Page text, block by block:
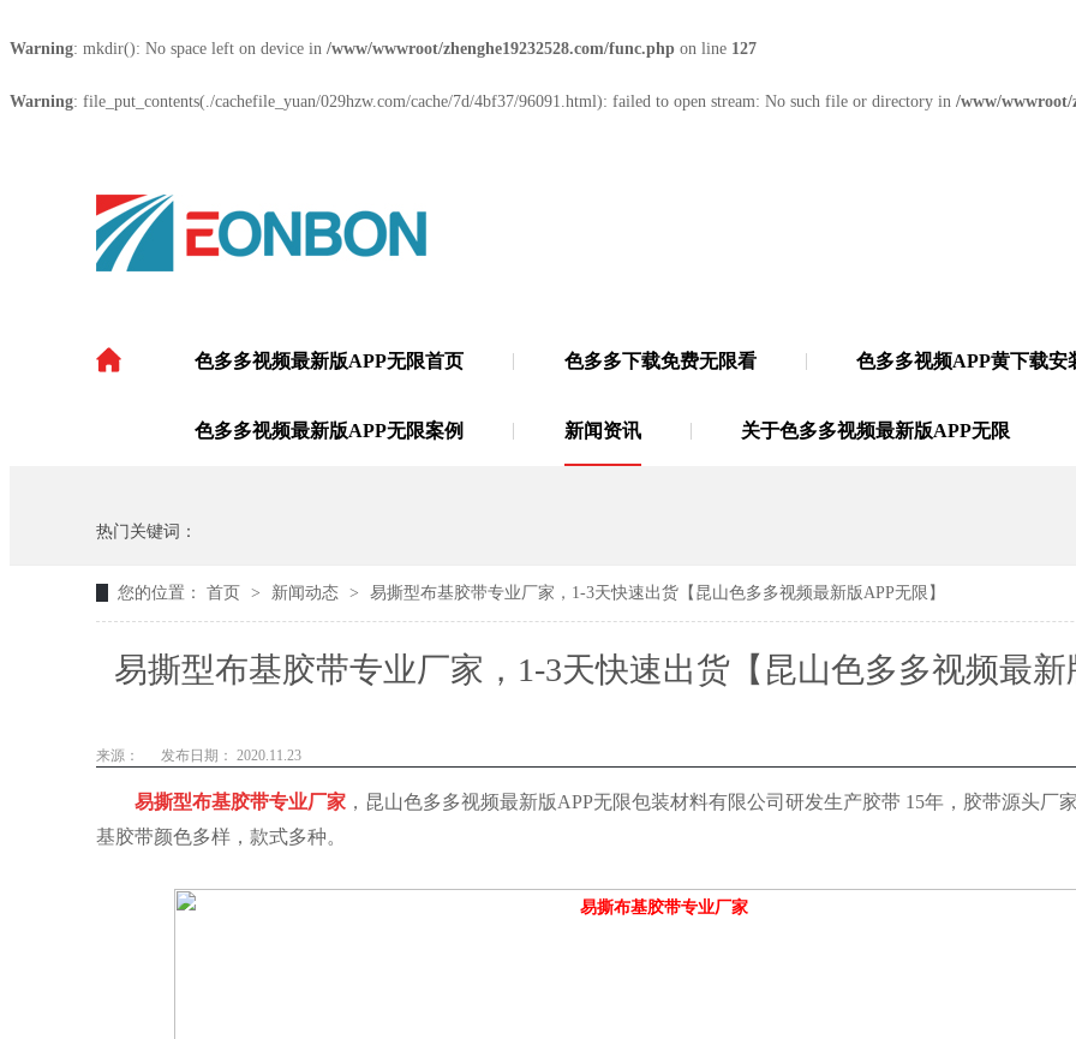
Warning: mkdir(): No space left on device in /www/wwwroot/zhenghe19232528.com/func.php on line 127
Warning: file_put_contents(./cachefile_yuan/029hzw.com/cache/7d/4bf37/96091.html): failed to open stream: No such file or directory in /www/wwwroot/
色多多视频最新版APP无限首页 色多多下载免费无限看 色多多视频APP黄下载安
色多多视频最新版APP无限案例 新闻资讯 关于色多多视频最新版APP无限
热门关键词：
您的位置： 首页 > 新闻动态 > 易撕型布基胶带专业厂家，1-3天快速出货【昆山色多多视频最新版APP无限】
易撕型布基胶带专业厂家，1-3天快速出货【昆山色多多视频最新
来源： 发布日期： 2020.11.23
易撕型布基胶带专业厂家 ，昆山色多多视频最新版APP无限包装材料有限公司研发生产胶带 15年，胶带源头厂
基胶带颜色多样，款式多种。